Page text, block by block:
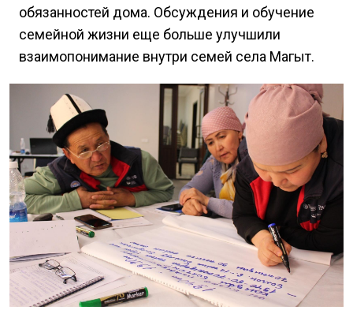
обязанностей дома. Обсуждения и обучение
семейной жизни еще больше улучшили
взаимопонимание внутри семей села Маңгыт.